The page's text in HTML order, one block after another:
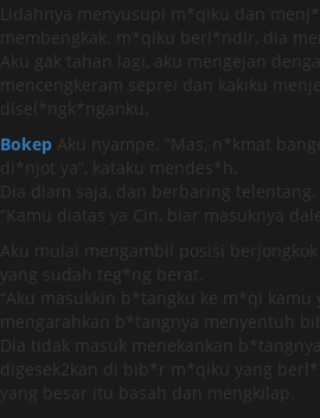
Lidahnya menyusupi m*qiku dan
membengkak. m*qiku berl*ndir, dia
Aku gak tahan lagi, aku mengejan
mencengkeram seprei dan kakiku
disel*ngk*nganku.
Bokep Aku nyampe. “Mas, n*kmat
di*njot ya”, kataku mendes*h.
Dia diam saja, dan berbaring telentang.
“Kamu diatas ya Cin, biar masuknya
Aku mulai mengambil posisi
yang sudah teg*ng berat.
“Aku masukkin b*tangku ke m*qi kamu
mengarahkan b*tangnya menyentuh
Dia tidak masuk menekankan
digesek2kan di bib*r m*qiku yang
yang besar itu basah dan mengkilap.